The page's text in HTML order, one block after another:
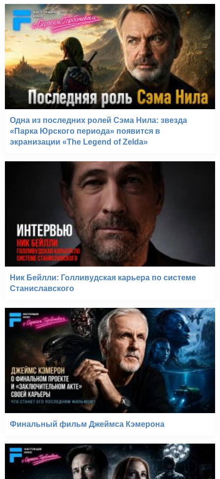
Одна из последних ролей Сэма Нила: звезда
«Парка Юрского периода» появится в
экранизации «The Legend of Zelda»
Ник Бейлли: Голливудская карьера по системе
Станиславского
Финальный фильм Джеймса Кэмерона